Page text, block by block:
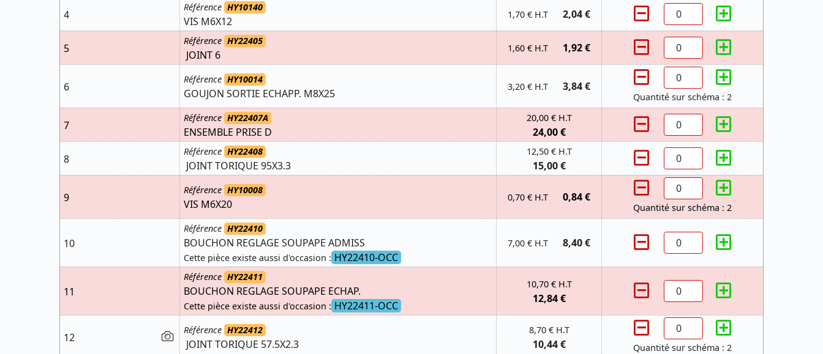
4
Référence HY10140
VIS M6X12
1,70 € H.T 2,04 €
5
Référence HY22405
JOINT 6
1,60 € H.T 1,92 €
6
Référence HY10014
GOUJON SORTIE ECHAPP. M8X25
3,20 € H.T 3,84 €
Quantité sur schéma : 2
7
Référence HY22407A
ENSEMBLE PRISE D
20,00 € H.T
24,00 €
8
Référence HY22408
JOINT TORIQUE 95X3.3
12,50 € H.T
15,00 €
9
Référence HY10008
VIS M6X20
0,70 € H.T 0,84 €
Quantité sur schéma : 2
10
Référence HY22410
BOUCHON REGLAGE SOUPAPE ADMISS
Cette pièce existe aussi d'occasion : HY22410-OCC
7,00 € H.T 8,40 €
11
Référence HY22411
BOUCHON REGLAGE SOUPAPE ECHAP.
Cette pièce existe aussi d'occasion : HY22411-OCC
10,70 € H.T
12,84 €
12
Référence HY22412
JOINT TORIQUE 57.5X2.3
8,70 € H.T
10,44 € Quantité sur schéma : 2